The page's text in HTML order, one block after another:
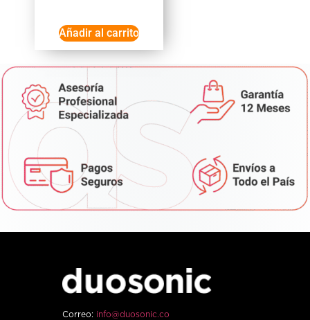
Añadir al carrito
Correo: info@duosonic.co